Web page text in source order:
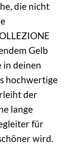
die nicht
Gelb
in deinen
hochwertige
der
lange
für
wird.